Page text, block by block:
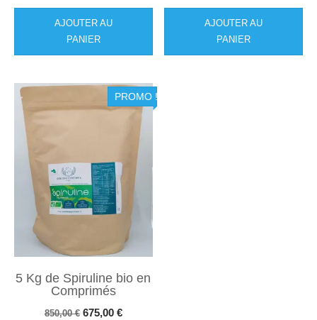
AJOUTER AU
PANIER
prix
prix
AJOUTER AU
PANIER
PROMO !
5 Kg de Spiruline bio en
Comprimés
850,00€ Le
675,00 €Le